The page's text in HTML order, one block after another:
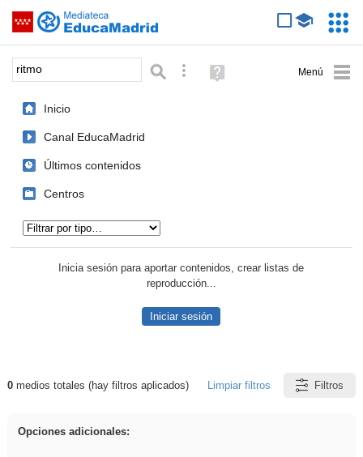
Saltar navegación
Palabra o frase: Búsqueda avanzada
Ayuda
(en
Inicio
Canal EducaMadrid
Últimos contenidos
Centros
Inicia sesión para aportar contenidos, crear listas de
reproducción...
Iniciar sesión
Resultados de: ritmo
0medios totales (hay filtros aplicados) Limpiar filtros Filtros
Opciones adicionales: